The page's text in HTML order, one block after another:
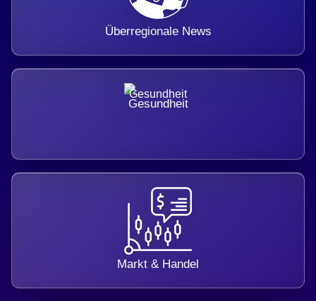
Überregionale News
Gesundheit
Markt & Handel